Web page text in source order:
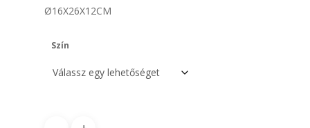
Ø16X26X12CM
Szín